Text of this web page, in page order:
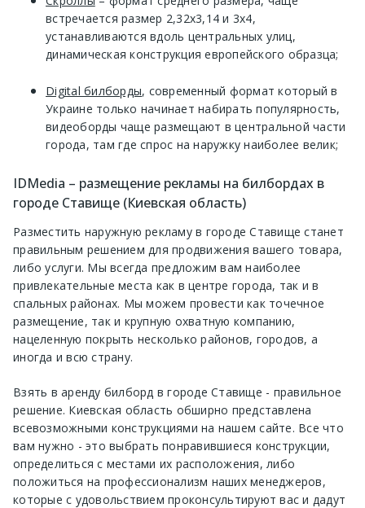
встречается размер 2,32х3,14 и 3х4,
устанавливаются вдоль центральных улиц,
динамическая конструкция европейского образца;
Digital билборды, современный формат который в
Украине только начинает набирать популярность,
видеоборды чаще размещают в центральной части
города, там где спрос на наружку наиболее велик;
IDMedia – размещение рекламы на билбордах в
городе Ставище (Киевская область)
Разместить наружную рекламу в городе Ставище станет
правильным решением для продвижения вашего товара,
либо услуги. Мы всегда предложим вам наиболее
привлекательные места как в центре города, так и в
спальных районах. Мы можем провести как точечное
размещение, так и крупную охватную компанию,
нацеленную покрыть несколько районов, городов, а
иногда и всю страну.
Взять в аренду билборд в городе Ставище - правильное
решение. Киевская область обширно представлена
всевозможными конструкциями на нашем сайте. Все что
вам нужно - это выбрать понравившиеся конструкции,
определиться с местами их расположения, либо
положиться на профессионализм наших менеджеров,
которые с удовольствием проконсультируют вас и дадут